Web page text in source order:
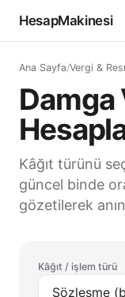
HesapMakinesi
Ana Sayfa/Vergi &
Damga
Kâğıt türünü
güncel binde
gözetilerek
Kâğıt / işlem türü